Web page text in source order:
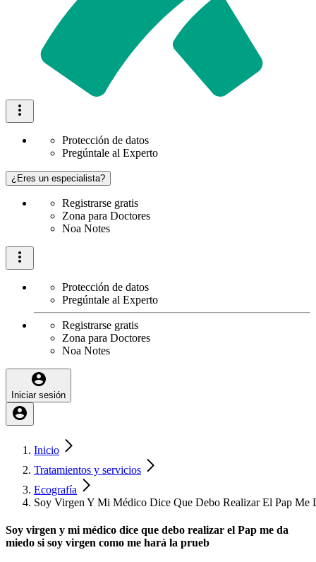
Protección de datos
Pregúntale al Experto
¿Eres un especialista?
Registrarse gratis
Zona para Doctores
Noa Notes
Protección de datos
Pregúntale al Experto
Registrarse gratis
Zona para Doctores
Noa Notes
Iniciar sesión
Inicio
Tratamientos y servicios
Ecografía
Soy Virgen Y Mi Médico Dice Que Debo Realizar El Pap
Soy virgen y mi médico dice que debo realizar el Pap me da
miedo si soy virgen como me hará la prueb